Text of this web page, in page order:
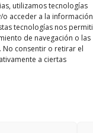
utilizamos tecnologías
acceder a la
tecnologías nos
de navegación o las
No consentir o retirar el
a ciertas